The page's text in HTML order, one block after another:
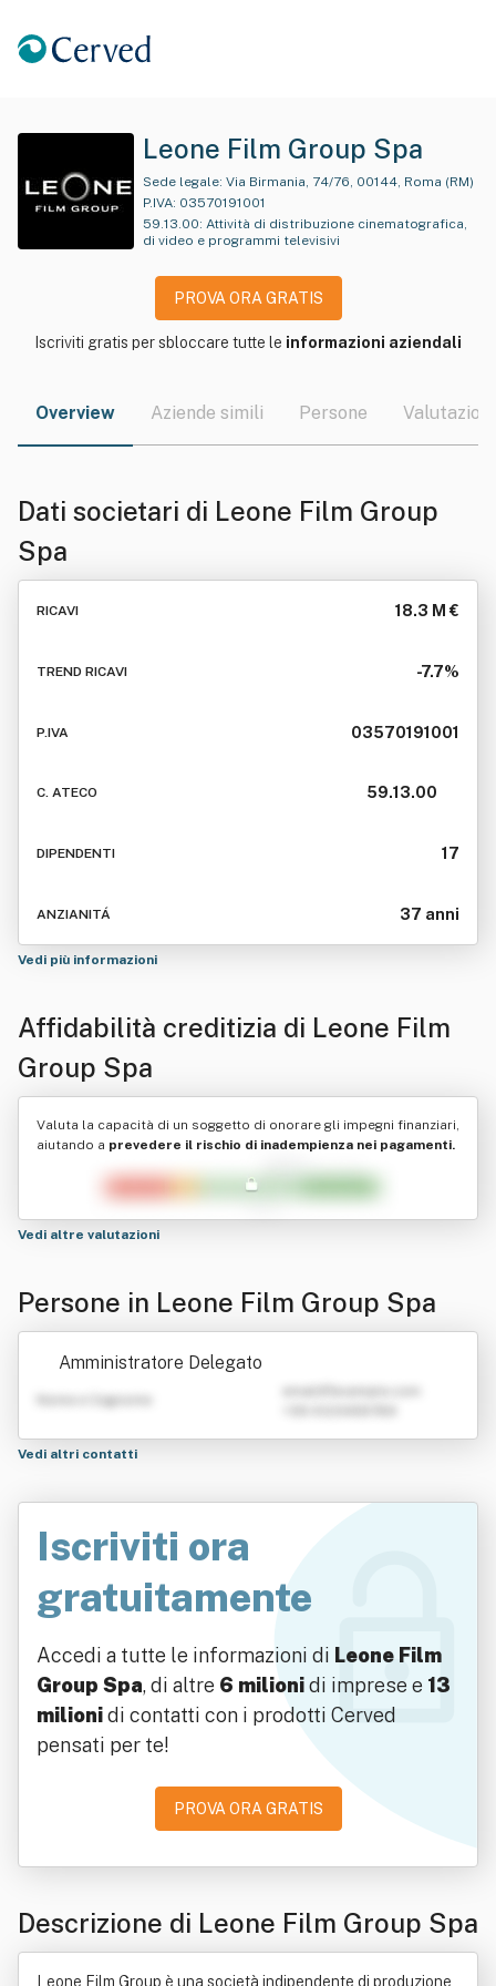
Leone Film Group Spa
Sede legale: Via Birmania, 74/76, 00144, Roma (RM)
P.IVA: 03570191001
59.13.00: Attività di distribuzione cinematografica,
di video e programmi televisivi
PROVA ORA GRATIS
Iscriviti gratis per sbloccare tutte le informazioni aziendali
Overview Aziende simili Persone Valutazioni
Dati societari di Leone Film Group
Spa
RICAVI 18.3 M €
TREND RICAVI -7.7%
P.IVA 03570191001
C. ATECO 59.13.00
DIPENDENTI 17
ANZIANITÁ 37 anni
Vedi più informazioni
Affidabilità creditizia di Leone Film
Group Spa
Valuta la capacità di un soggetto di onorare gli impegni finanziari,
aiutando a prevedere il rischio di inadempienza nei pagamenti.
Vedi altre valutazioni
Persone in Leone Film Group Spa
Amministratore Delegato
Nome e Cognome
Vedi altri contatti
Iscriviti ora
gratuitamente
Accedi a tutte le informazioni di Leone Film
Group Spa, di altre 6 milionidi imprese e 13
milionidi contatti con i prodotti Cerved
pensati per te!
PROVA ORA GRATIS
Descrizione di Leone Film Group Spa
Leone Film Group è una società indipendente di produzione